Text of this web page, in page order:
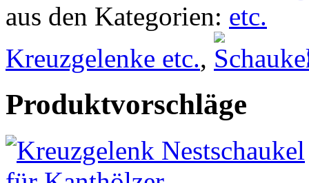
aus den Kategorien:
Kreuzgelenke etc.,
Produktvorschläge